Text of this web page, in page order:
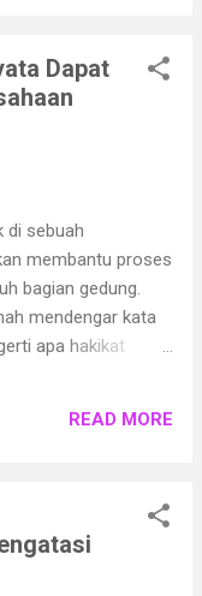
Dapat
di sebuah
membantu proses
bagian gedung.
mendengar kata
apa hakikat
menjadi sebuah
anda
READ MORE